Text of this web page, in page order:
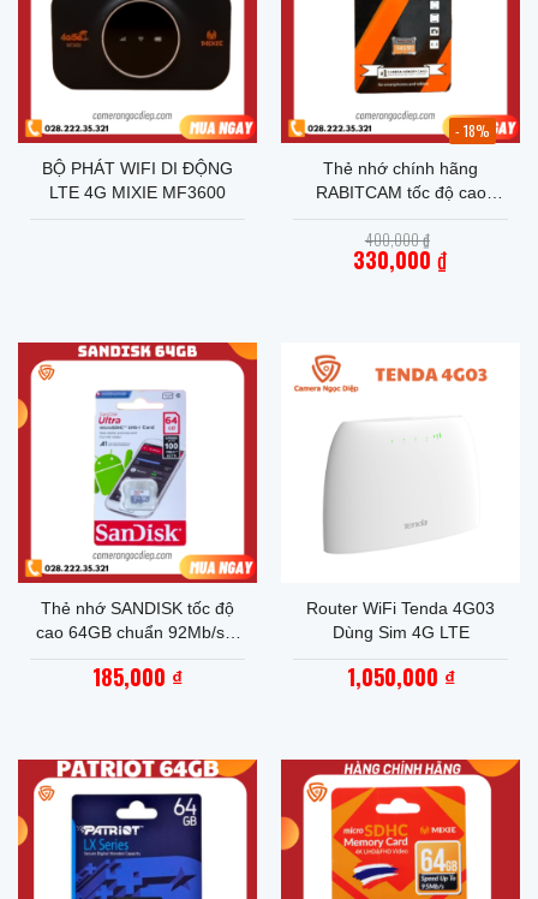
BỘ PHÁT WIFI DI ĐỘNG
LTE 4G MIXIE MF3600
Thẻ nhớ chính hãng
RABITCAM tốc độ cao
64GB chuẩn 80Mb/s -Bảo
hành 5 năm
400,000₫
gốc
là:
330,000 ₫
- 18%
Thẻ nhớ SANDISK tốc độ
cao 64GB chuẩn 92Mb/s –
Hàng chính hãng bảo hành
5 năm
185,000 ₫
Router WiFi Tenda 4G03
Dùng Sim 4G LTE
1,050,000 ₫